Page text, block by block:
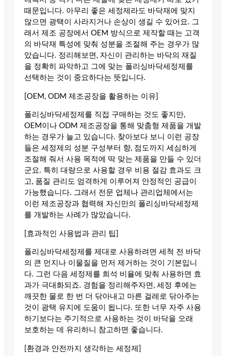
때문입니다. 아무리 좋은 세정제라도 바닥재에 맞지
않으면 광택이 사라지거나 손상이 생길 수 있어요. 그
래서 제조 공장에서 OEM 방식으로 제작할 때는 고객
의 바닥재 특성에 맞춰 성분을 조절해 주는 경우가 많
았습니다. 정리해보면, 자신이 관리하는 바닥의 재질
을 정확히 파악하고 그에 맞는 폴리싱바닥세정제를
선택하는 것이 중요하다는 뜻입니다.
[OEM, ODM 제조공장을 활용하는 이유]
폴리싱바닥세정제를 직접 구매하는 것도 좋지만,
OEM이나 ODM 제조공장을 통해 맞춤형 제품을 개발
하는 경우가 늘고 있습니다. 찾아보다 보니 이런 공장
들은 세정제의 성분 구성부터 향, 점도까지 세심하게
조절해 줘서 사용 목적에 딱 맞는 제품을 만들 수 있더
군요. 특히 대량으로 사용할 경우 비용 절감 효과도 크
고, 품질 관리도 엄격하게 이루어져 안정적인 공급이
가능했습니다. 그래서 전문 업체나 관리업체에서는
이런 제조공장과 협력해 자신만의 폴리싱바닥세정제
를 개발하는 사례가 많았습니다.
[효과적인 사용법과 관리 팁]
폴리싱바닥세정제를 제대로 사용하려면 세척 전 바닥
의 큰 먼지나 이물질을 먼저 제거하는 것이 기본입니
다. 그런 다음 세정제를 희석 비율에 맞춰 사용하면 효
과가 극대화되죠. 경험을 정리해주자면, 세정 후에는
깨끗한 물로 한 번 더 닦아내고 마른 걸레로 닦아주는
것이 광택 유지에 도움이 됩니다. 또한 너무 자주 사용
하기보다는 주기적으로 사용하는 것이 바닥을 오래
보호하는 데 유리하니 참고하면 좋습니다.
[환경과 안전까지 생각하는 세정제]